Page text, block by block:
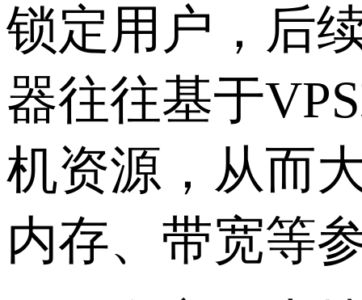
锁定用户，后
器往往基于
机资源，从而
内存、带宽等